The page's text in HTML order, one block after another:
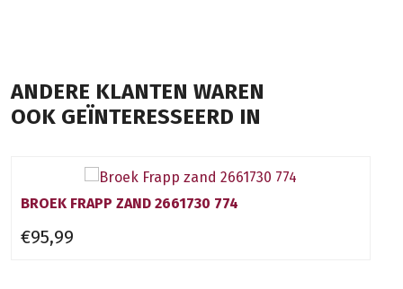
ANDERE KLANTEN WAREN
OOK GEÏNTERESSEERD IN
BROEK FRAPP ZAND 2661730 774
€95,99